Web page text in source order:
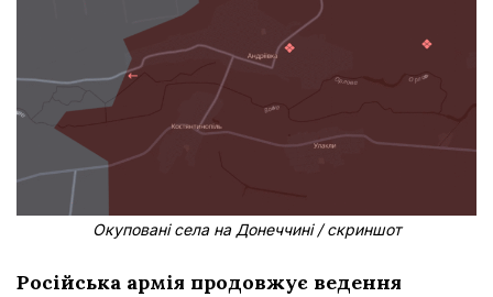
Окуповані села на Донеччині / скриншот
Російська армія продовжує ведення